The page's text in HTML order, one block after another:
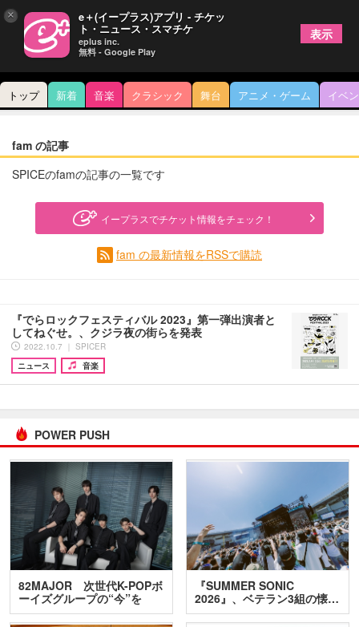
トップ 新着 音楽 クラシック 舞台 アニメ・ゲーム イベ
fam の記事
SPICEのfamの記事の一覧です
イープラスでチケット情報をチェック！
fam の最新情報をRSSで購読
『でらロックフェスティバル 2023』第一弾出演者と
してねぐせ。、クジラ夜の街らを発表
2022.10.7 ｜ SPICER
ニュース
音楽
POWER PUSH
82MAJOR 次世代K-POPボ
ーイズグループの“今”を
訊…
『SUMMER SONIC
2026』、ベテラン3組の懐…
× e＋(イープラス)アプリ - チケッ
ト・ニュース・スマチケ
eplus inc.
無料 - Google Play
表示